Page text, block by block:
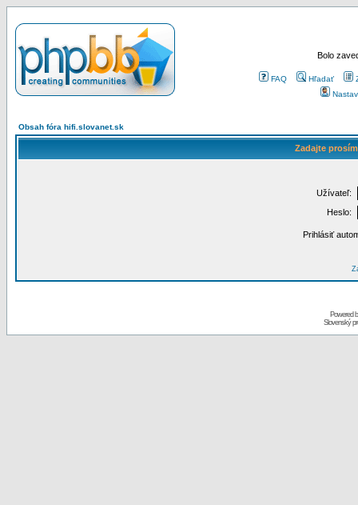
Bolo
FAQ Hľadať
Obsah fóra hifi.slovanet.sk
Zadajte
Užívateľ:
Heslo:
Prihlásiť
Powered
Slovenský